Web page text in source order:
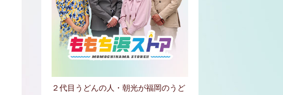
２代目うどんの人・朝光が福岡のうど